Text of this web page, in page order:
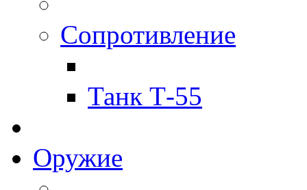
Сопротивление
Танк Т-55
Оружие